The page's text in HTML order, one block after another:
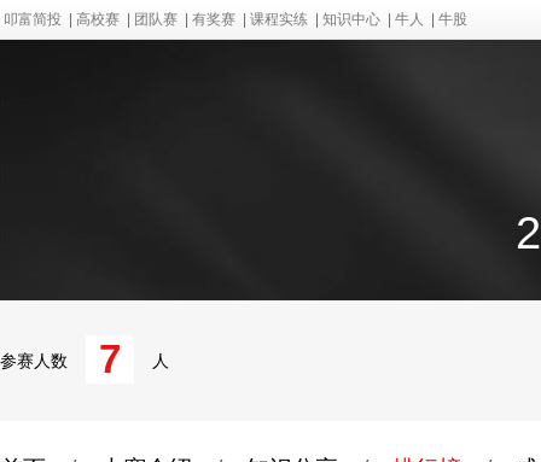
叩富简投 高校赛 团队赛 有奖赛 课程实练 知识中心 牛人 牛股
参赛人数 7 人